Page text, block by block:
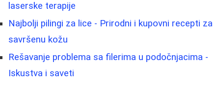
laserske terapije
Najbolji pilingi za lice - Prirodni i kupovni recepti za
savršenu kožu
Rešavanje problema sa filerima u podočnjacima -
Iskustva i saveti